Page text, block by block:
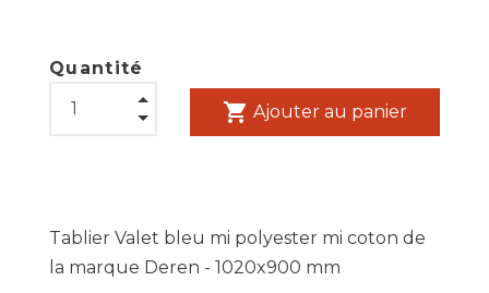
Quantité
shopping_cart Ajouter au panier
Tablier Valet bleu mi polyester mi coton de
la marque Deren - 1020x900 mm